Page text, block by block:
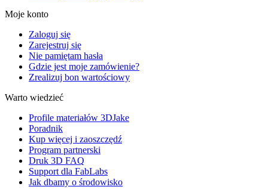
Moje konto
Zaloguj się
Zarejestruj się
Nie pamiętam hasła
Gdzie jest moje zamówienie?
Zrealizuj bon wartościowy
Warto wiedzieć
Profile materiałów 3DJake
Poradnik
Kup więcej i zaoszczędź
Program partnerski
Druk 3D FAQ
Support dla FabLabs
Jak dbamy o środowisko